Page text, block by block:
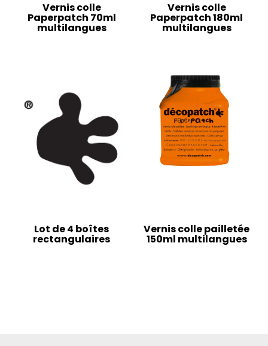
Vernis colle
Paperpatch 70ml
multilangues
Vernis colle
Paperpatch 180ml
multilangues
Lot de 4 boîtes
rectangulaires
Vernis colle pailletée
150ml multilangues